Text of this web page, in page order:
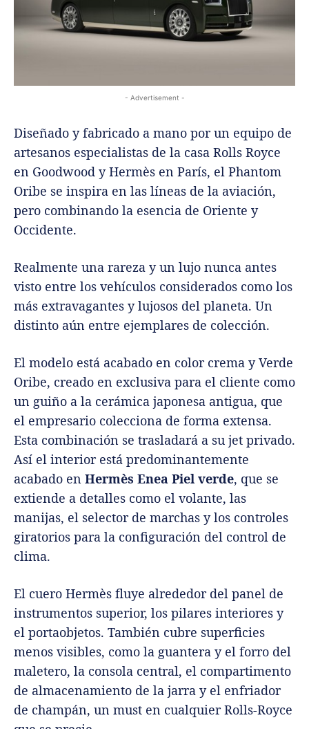
- Advertisement -
Diseñado y fabricado a mano por un equipo de
artesanos especialistas de la casa Rolls Royce
en Goodwood y Hermès en París, el Phantom
Oribe se inspira en las líneas de la aviación,
pero combinando la esencia de Oriente y
Occidente.
Realmente una rareza y un lujo nunca antes
visto entre los vehículos considerados como los
más extravagantes y lujosos del planeta. Un
distinto aún entre ejemplares de colección.
El modelo está acabado en color crema y Verde
Oribe, creado en exclusiva para el cliente como
un guiño a la cerámica japonesa antigua, que
el empresario colecciona de forma extensa.
Esta combinación se trasladará a su jet privado.
Así el interior está predominantemente
acabado en Hermès Enea Piel verde, que se
extiende a detalles como el volante, las
manijas, el selector de marchas y los controles
giratorios para la configuración del control de
clima.
El cuero Hermès fluye alrededor del panel de
instrumentos superior, los pilares interiores y
el portaobjetos. También cubre superficies
menos visibles, como la guantera y el forro del
maletero, la consola central, el compartimento
de almacenamiento de la jarra y el enfriador
de champán, un must en cualquier Rolls-Royce